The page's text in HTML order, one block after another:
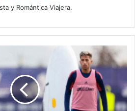
y Romántica Viajera.